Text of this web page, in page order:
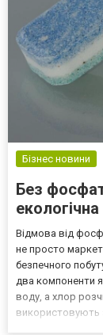
Бізнес новини
Без
Відмова від
не просто
безпечного
два компоненти
воду, а хлор
використовують